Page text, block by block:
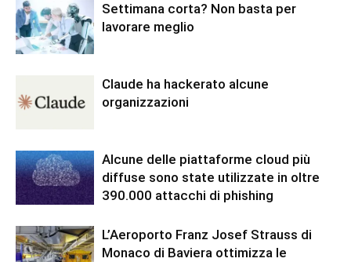
Settimana corta? Non basta per
lavorare meglio
Claude ha hackerato alcune
organizzazioni
Alcune delle piattaforme cloud più
diffuse sono state utilizzate in oltre
390.000 attacchi di phishing
L’Aeroporto Franz Josef Strauss di
Monaco di Baviera ottimizza le